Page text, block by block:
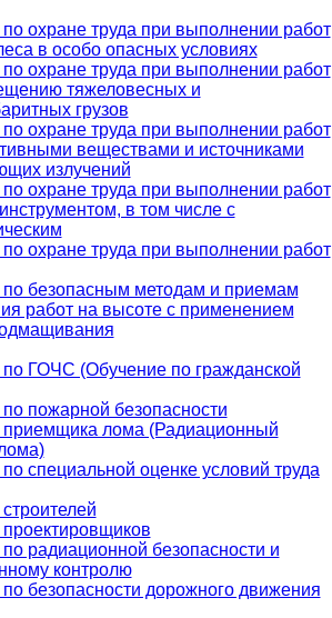
охране труда при выполнении работ
в особо опасных условиях
охране труда при выполнении работ
тяжеловесных и
грузов
охране труда при выполнении работ
веществами и источниками
излучений
охране труда при выполнении работ
в том числе с
охране труда при выполнении работ
безопасным методам и приемам
работ на высоте с применением
ГОЧС (Обучение по гражданской
пожарной безопасности
лома (Радиационный
специальной оценке условий труда
радиационной безопасности и
контролю
безопасности дорожного движения